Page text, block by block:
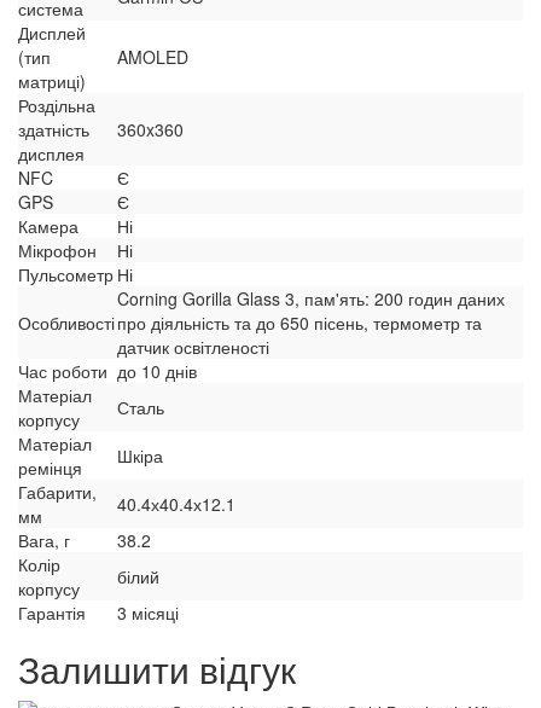
система
Дисплей
(тип
матриці)
AMOLED
Роздільна
здатність
дисплея
360x360
NFC
Є
GPS
Є
Камера
Ні
Мікрофон
Ні
Пульсометр Ні
Особливості
Corning Gorilla Glass 3, пам'ять: 200 годин даних
про діяльність та до 650 пісень, термометр та
датчик освітленості
Час роботи до 10 днів
Матеріал
корпусу
Сталь
Матеріал
ремінця
Шкіра
Габарити,
мм
40.4х40.4х12.1
Вага, г
38.2
Колір
корпусу
білий
Гарантія
3 місяці
Залишити відгук